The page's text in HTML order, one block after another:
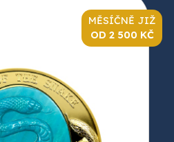
MĚSÍČNĚ JIŽ
OD 2 500 KČ